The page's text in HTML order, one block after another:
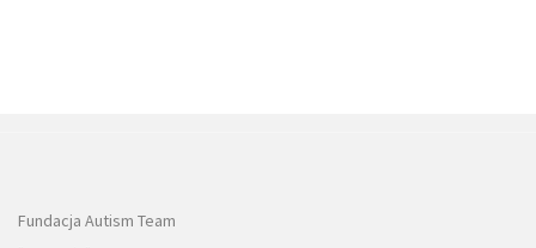
Fundacja Autism Team